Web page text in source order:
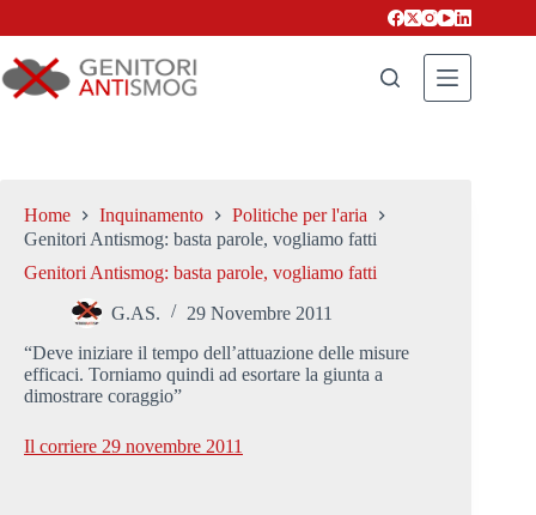
Home Inquinamento
Politiche per l'aria
Genitori Antismog: basta parole, vogliamo fatti
Genitori Antismog: basta parole, vogliamo fatti
G.AS.
29 Novembre 2011
“Deve iniziare il tempo dell’attuazione delle misure
efficaci. Torniamo quindi ad esortare la giunta a
dimostrare coraggio”
Il corriere 29 novembre 2011